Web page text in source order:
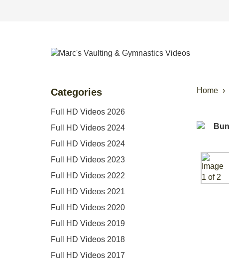
Home
Categories
Full HD Videos 2026
Full HD Videos 2024
Full HD Videos 2024
Full HD Videos 2023
Full HD Videos 2022
Full HD Videos 2021
Full HD Videos 2020
Full HD Videos 2019
Full HD Videos 2018
Full HD Videos 2017